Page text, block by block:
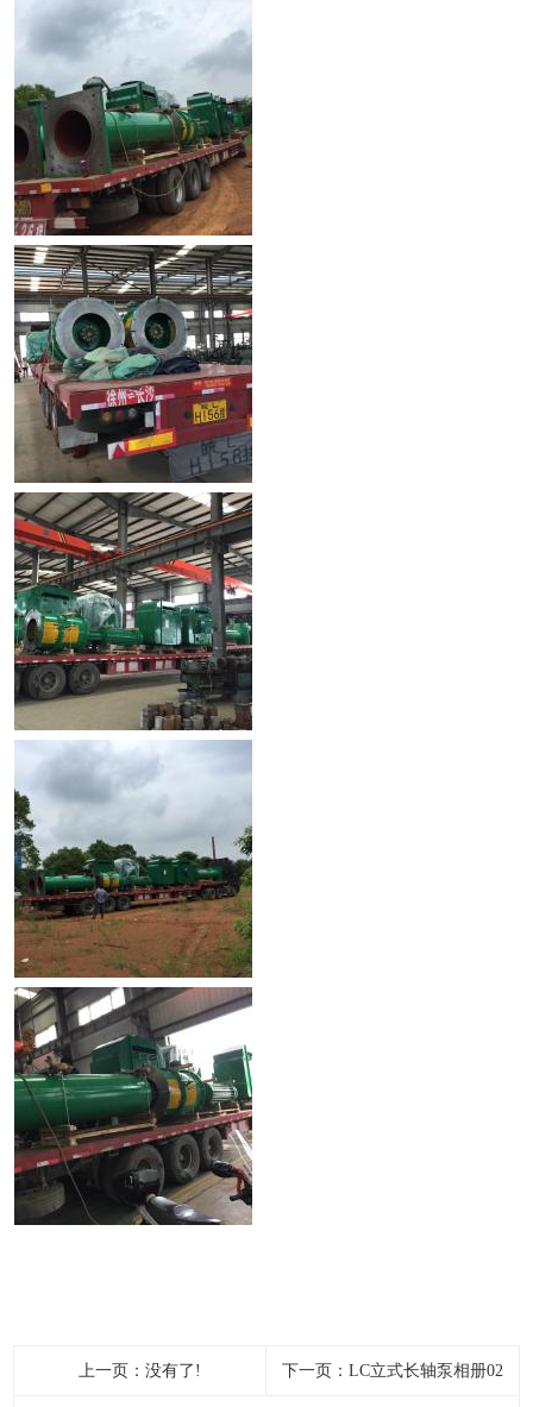
上一页：没有了! 下一页：LC立式长轴泵相册02